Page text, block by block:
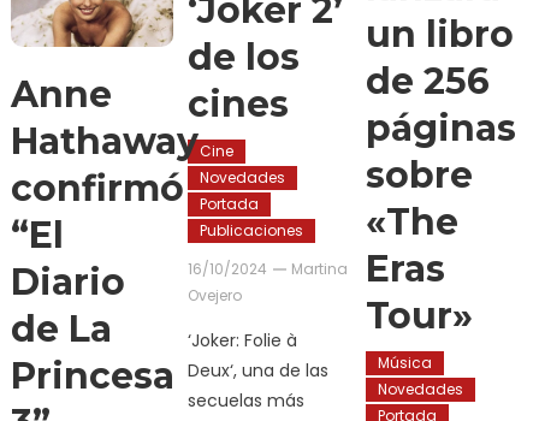
un libro
de 256
páginas
sobre
«The
Eras
Tour»
Música
Novedades
Portada
‘Joker 2’
de los
cines
Cine
Novedades
Portada
Publicaciones
16/10/2024
Martina
Ovejero
‘Joker: Folie à
Deux‘, una de las
secuelas más
Anne
Hathaway
confirmó
“El
Diario
de La
Princesa